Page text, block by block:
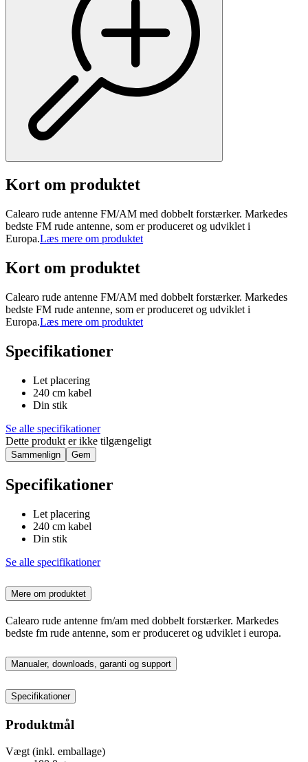
Kort om produktet
Calearo rude antenne FM/AM med dobbelt forstærker. Markedes
bedste FM rude antenne, som er produceret og udviklet i
Europa.Læs mere om produktet
Kort om produktet
Calearo rude antenne FM/AM med dobbelt forstærker. Markedes
bedste FM rude antenne, som er produceret og udviklet i
Europa.Læs mere om produktet
Specifikationer
Let placering
240 cm kabel
Din stik
Se alle specifikationer
Dette produkt er ikke tilgængeligt
Sammenlign Gem
Specifikationer
Let placering
240 cm kabel
Din stik
Se alle specifikationer
Mere om produktet
Calearo rude antenne fm/am med dobbelt forstærker. Markedes
bedste fm rude antenne, som er produceret og udviklet i europa.
Manualer, downloads, garanti og support
Specifikationer
Produktmål
Vægt (inkl. emballage)